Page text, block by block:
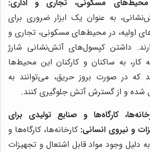
محیط‌های مسکونی، تجاری و اداری:
به عنوان یک ابزار ضروری برای
اولیه، در محیط‌های مسکونی، تجاری و
داشتن کپسول‌های آتش‌نشانی شارژ
کار، به ساکنان و کارکنان این محیط‌ها
که در صورت بروز حریق، می‌توانند به
شده و از گسترش آتش جلوگیری کنند.
کارگاه‌ها و صنایع تولیدی برای
و نیروی انسانی: کارخانه‌ها، کارگاه‌ها و
دلیل وجود مواد قابل اشتعال و تجهیزات